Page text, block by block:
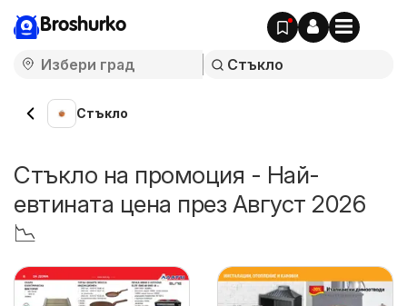
Broshurko
Стъкло
Стъкло на промоция - Най-
евтината цена през Август 2026
📉